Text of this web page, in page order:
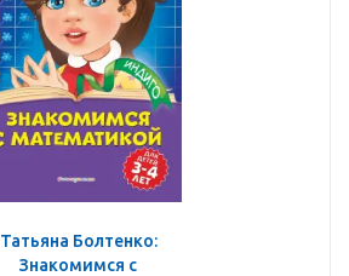
Татьяна Болтенко:
Знакомимся с